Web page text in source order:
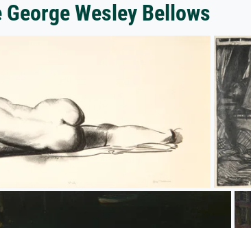
Wesley Bellows